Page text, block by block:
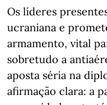
Os líderes
ucraniana e
armamento, vital
sobretudo a
aposta séria na
afirmação clara: a